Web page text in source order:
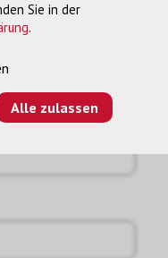
Sie in der
.
Alle zulassen